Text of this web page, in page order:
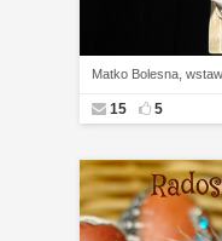
Matko Bolesna,
15 5